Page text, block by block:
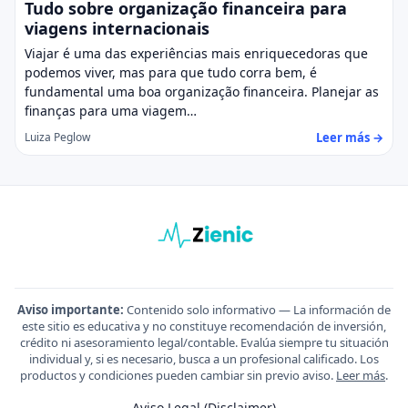
Tudo sobre organização financeira para
viagens internacionais
Viajar é uma das experiências mais enriquecedoras que
podemos viver, mas para que tudo corra bem, é
fundamental uma boa organização financeira. Planejar as
finanças para uma viagem…
Luiza Peglow Leer más →
Aviso importante: Contenido solo informativo — La información de
este sitio es educativa y no constituye recomendación de inversión,
crédito ni asesoramiento legal/contable. Evalúa siempre tu situación
individual y, si es necesario, busca a un profesional calificado. Los
productos y condiciones pueden cambiar sin previo aviso. Leer más.